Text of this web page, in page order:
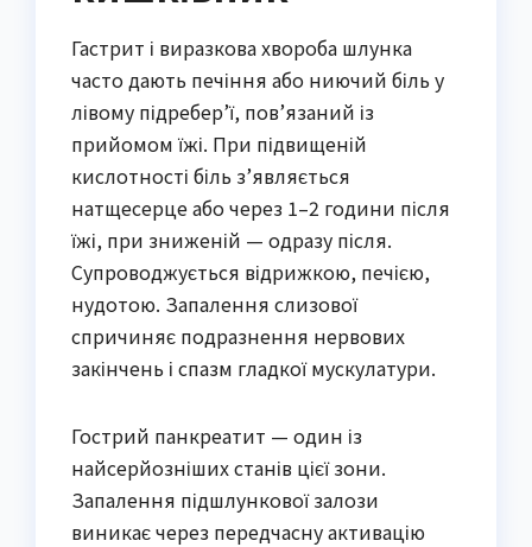
Гастрит і виразкова хвороба шлунка
часто дають печіння або ниючий біль у
лівому підребер’ї, пов’язаний із
прийомом їжі. При підвищеній
кислотності біль з’являється
натщесерце або через 1–2 години після
їжі, при зниженій — одразу після.
Супроводжується відрижкою, печією,
нудотою. Запалення слизової
спричиняє подразнення нервових
закінчень і спазм гладкої мускулатури.
Гострий панкреатит — один із
найсерйозніших станів цієї зони.
Запалення підшлункової залози
виникає через передчасну активацію